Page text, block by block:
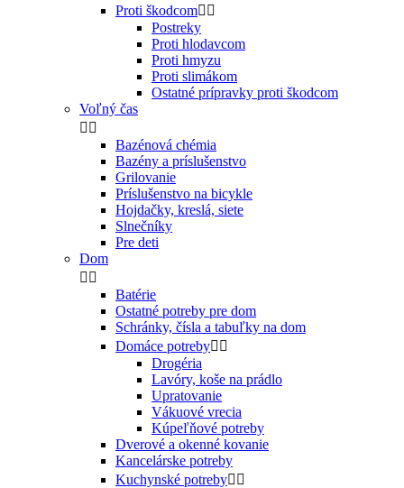
Proti škodcom 
Postreky
Proti hlodavcom
Proti hmyzu
Proti slimákom
Ostatné prípravky proti škodcom
Voľný čas
 
Bazénová chémia
Bazény a príslušenstvo
Grilovanie
Príslušenstvo na bicykle
Hojdačky, kreslá, siete
Slnečníky
Pre deti
Dom
 
Batérie
Ostatné potreby pre dom
Schránky, čísla a tabuľky na dom
Domáce potreby 
Drogéria
Lavóry, koše na prádlo
Upratovanie
Vákuové vrecia
Kúpeľňové potreby
Dverové a okenné kovanie
Kancelárske potreby
Kuchynské potreby 